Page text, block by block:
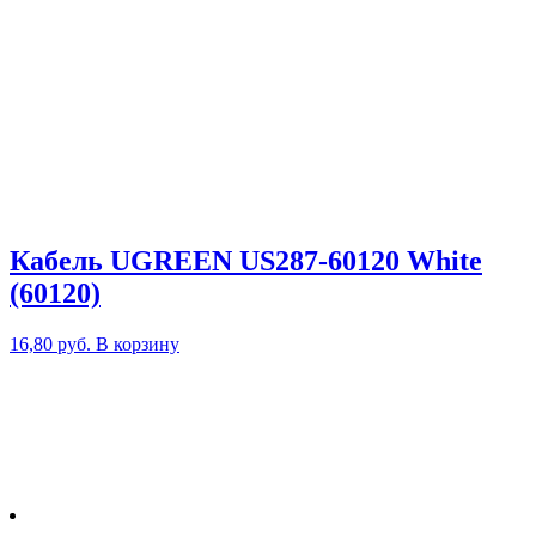
Кабель UGREEN US287-60120 White
(60120)
16,80 руб. В корзину